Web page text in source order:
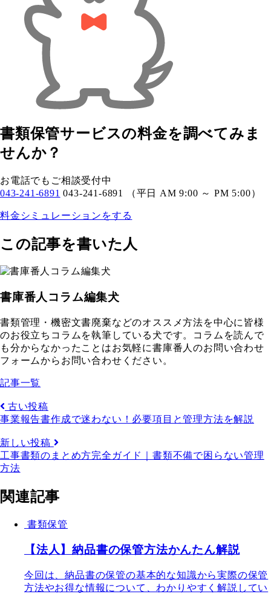
書類保管サービスの料金を調べてみま
せんか？
お電話でもご相談受付中
043-241-6891 043-241-6891 （平日 AM 9:00 ～ PM 5:00）
料金シミュレーションをする
この記事を書いた人
書庫番人コラム編集犬
書類管理・機密文書廃棄などのオススメ方法を中心に皆様
のお役立ちコラムを執筆している犬です。コラムを読んで
も分からなかったことはお気軽に書庫番人のお問い合わせ
フォームからお問い合わせください。
記事一覧
古い投稿
事業報告書作成で迷わない！必要項目と管理方法を解説
新しい投稿
工事書類のまとめ方完全ガイド｜書類不備で困らない管理
方法
関連記事
書類保管
【法人】納品書の保管方法かんたん解説
今回は、納品書の保管の基本的な知識から実際の保管
方法やお得な情報について、わかりやすく解説してい